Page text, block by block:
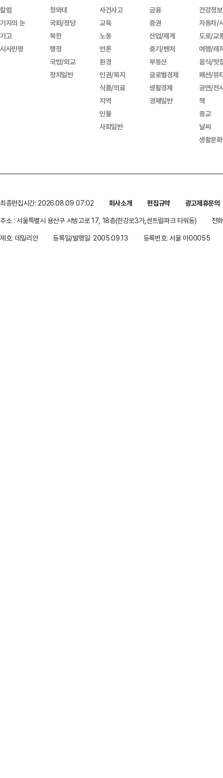
칼럼
기자의 눈
기고
시사만평
청와대
국회/정당
북한
행정
국방/외교
정치일반
사건사고
교육
노동
언론
환경
인권/복지
식품/의료
지역
인물
사회일반
금융
증권
산업/재계
중기/벤처
부동산
글로벌경제
생활경제
경제일반
건강정보
자동차/
도로/교
여행/레
음식/맛
패션/뷰
공연/전
책
종교
날씨
생활문
최종편집시간: 2026.08.09 07:02 회사소개 편집규약
광고제휴문의
주소 : 서울특별시 용산구 서빙고로 17, 18층(한강로3가,센트럴파크 타워동)
전
제호: 데일리안
등록일/발행일: 2005.09.13 등록번호: 서울 아00055